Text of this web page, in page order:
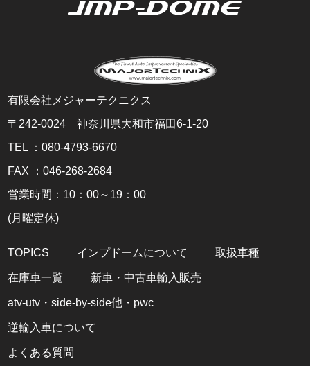
当社は、利用目的の達成に必要な範囲内において、
個人データの取扱いの全部又は一部を委託する場合
は、個人情報の厳重な管理を徹底するよう契約によ
り義務付け、これを実施させるなど、適切な監督を
お客様の個人情報の取り扱いに関するお問合せは、
下記までご連絡くださいますよう、お願い申し上げ
ます。
2023年5月1日 有限会社メジャーテクニクス
お電話(080-4793-6670)
有限会社メジャーテクニクス
〒242-0024 神奈川県大和市福田6-1-20
TEL ：080-4793-6670
FAX ：046-268-2684
営業時間：10：00～19：00
(月曜定休)
TOPICS インプドームについて 取扱車種
在庫車一覧 新車・中古車輸入販売
atv-utv・side-by-side他・pwc
逆輸入車について
よくある質問